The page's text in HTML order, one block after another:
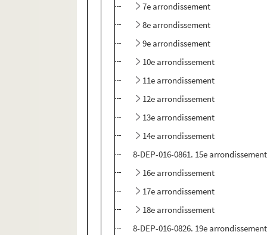
7e arrondissement
8e arrondissement
9e arrondissement
10e arrondissement
11e arrondissement
12e arrondissement
13e arrondissement
14e arrondissement
8-DEP-016-0861. 15e arrondissement
16e arrondissement
17e arrondissement
18e arrondissement
8-DEP-016-0826. 19e arrondissement